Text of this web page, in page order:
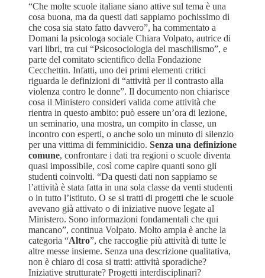
“Che molte scuole italiane siano attive sul tema è una
cosa buona, ma da questi dati sappiamo pochissimo di
che cosa sia stato fatto davvero”, ha commentato a
Domani la psicologa sociale Chiara Volpato, autrice di
vari libri, tra cui “Psicosociologia del maschilismo”, e
parte del comitato scientifico della Fondazione
Cecchettin. Infatti, uno dei primi elementi critici
riguarda le definizioni di “attività per il contrasto alla
violenza contro le donne”. Il documento non chiarisce
cosa il Ministero consideri valida come attività che
rientra in questo ambito: può essere un’ora di lezione,
un seminario, una mostra, un compito in classe, un
incontro con esperti, o anche solo un minuto di silenzio
per una vittima di femminicidio. Senza una definizione
comune, confrontare i dati tra regioni o scuole diventa
quasi impossibile, così come capire quanti sono gli
studenti coinvolti. “Da questi dati non sappiamo se
l’attività è stata fatta in una sola classe da venti studenti
o in tutto l’istituto. O se si tratti di progetti che le scuole
avevano già attivato o di iniziative nuove legate al
Ministero. Sono informazioni fondamentali che qui
mancano”, continua Volpato. Molto ampia è anche la
categoria “Altro”, che raccoglie più attività di tutte le
altre messe insieme. Senza una descrizione qualitativa,
non è chiaro di cosa si tratti: attività sporadiche?
Iniziative strutturate? Progetti interdisciplinari?